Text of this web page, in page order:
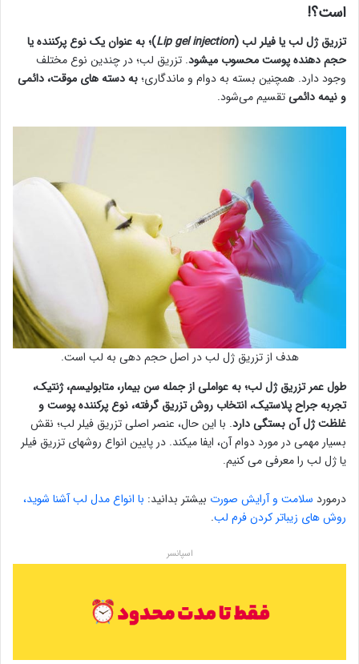
است؟!
تزریق ژل لب یا فیلر لب (Lip gel injection)؛ به عنوان یک نوع پرکننده یا
حجم دهنده پوست محسوب میشود. تزریق لب؛ در چندین نوع مختلف
وجود دارد. همچنین بسته به دوام و ماندگاری؛به دسته های موقت، دائمی
و نیمه دائمیتقسیم می‌شود.
هدف از تزریق ژل لب در اصل حجم دهی به لب است.
طول عمر تزریق ژل لب؛ به عواملی از جمله سن بیمار، متابولیسم، ژنتیک،
تجربه جراح پلاستیک، انتخاب روش تزریق گرفته، نوع پرکننده پوست و
غلظت ژل آن بستگی دارد. با این حال، عنصر اصلی تزریق فیلر لب؛ نقش
بسیار مهمی در مورد دوام آن، ایفا میکند. در پایین انواع روشهای تزریق فیلر
یا ژل لب را معرفی می کنیم.
درمورد سلامت و آرایش صورت بیشتر بدانید: با انواع مدل لب آشنا شوید،
روش های زیباتر کردن فرم لب.
اسپانسر